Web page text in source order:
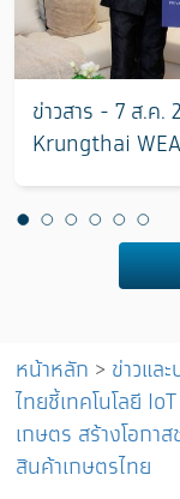
ข่าวสาร - 7 ส.ค.
Krungthai
มิติใหม่การลงทุ
การบริหารความ
หน้าหลัก > ข่าวแล
ไทยชี้เทคโนโลยี
เกษตร สร้างโอกา
สินค้าเกษตรไทย